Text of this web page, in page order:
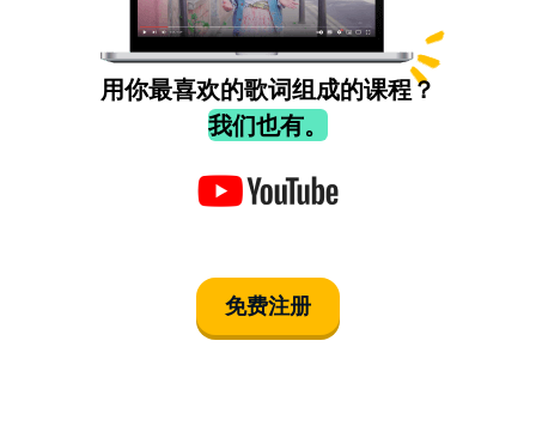
用你最喜欢的歌词组成的课程？
我们也有。
免费注册